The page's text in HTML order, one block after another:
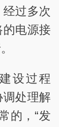
过多次
电源接
设过程
处理解
的，“发